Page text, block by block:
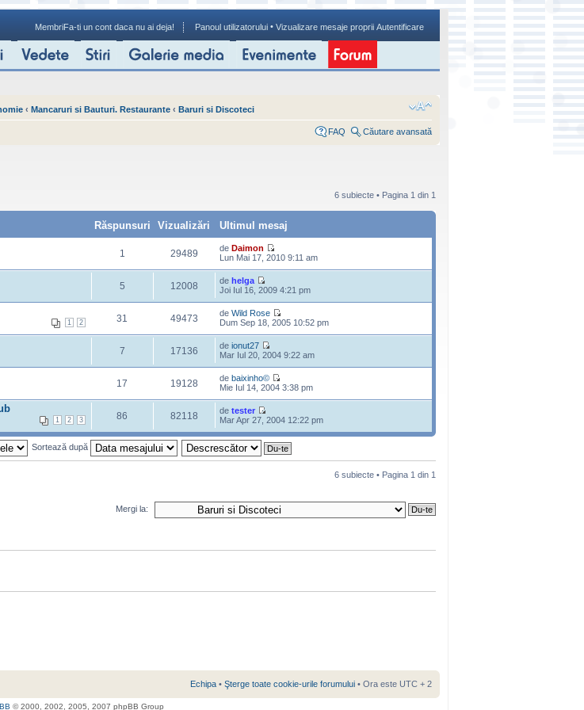
MembriFa-ti un cont daca nu ai deja! Panoul utilizatorului • Vizualizare mesaje proprii Autentificare
‹ Mancaruri si Bauturi. Restaurante ‹ Baruri si Discoteci
FAQ Căutare avansată
6 subiecte • Pagina 1 din 1
Răspunsuri Vizualizări
Ultimul mesaj
1 29489 de Daimon
Lun Mai 17, 2010 9:11 am
5 12008 de helga
Joi Iul 16, 2009 4:21 pm
1 2 31 49473 de Wild Rose
Dum Sep 18, 2005 10:52 pm
7 17136 de ionut27
Mar Iul 20, 2004 9:22 am
17 19128 de baixinho©
Mie Iul 14, 2004 3:38 pm
1 2 3 86 82118 de tester
Mar Apr 27, 2004 12:22 pm
Sortează după
6 subiecte • Pagina 1 din 1
Mergi la:
Echipa • Şterge toate cookie-urile forumului • Ora este UTC + 2
© 2000, 2002, 2005, 2007 phpBB Group